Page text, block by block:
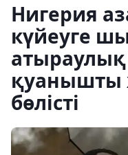
Нигерия
күйеуге
атыраулық
қуанышты
бөлісті